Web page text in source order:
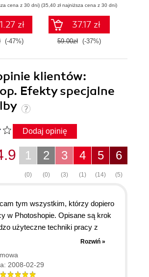
cena z 30 dni)
zł
(-47%)
(35,40 zł najniższa cena z 30 dni)
37.17 zł
59.00zł (-37%)
klientów:
Efekty specjalne
Dodaj opinię
6
(5)
5
(14)
4
(1)
3
(3)
2
(0)
1
(0)
tym wszystkim, którzy dopiero
w Photoshopie. Opisane są krok
użyteczne techniki pracy z
zdjęć. Książka ta bardzo
pracy z Photoshopem, a nawet
(dosyć prostych) ale efektownie
reklam do czasopism. Dla mnie
Rozwiń »
2008-02-29